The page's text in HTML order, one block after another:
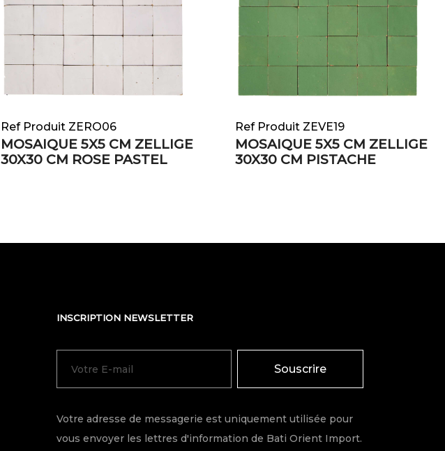
Ref Produit ZERO06
MOSAIQUE 5X5 CM ZELLIGE
30X30 CM ROSE PASTEL
Ref Produit ZEVE19
MOSAIQUE 5X5 CM ZELLIGE
30X30 CM PISTACHE
INSCRIPTION NEWSLETTER
Souscrire
Votre adresse de messagerie est uniquement utilisée pour
vous envoyer les lettres d'information de Bati Orient Import.